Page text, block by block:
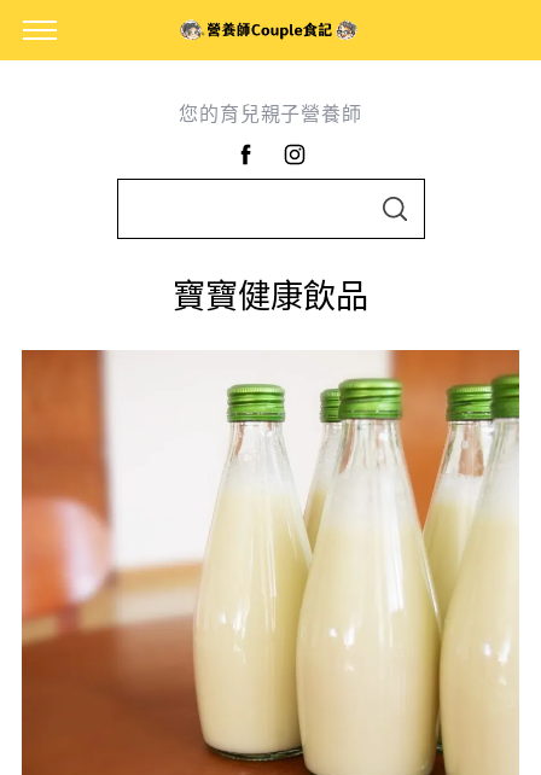
您的育兒親子營養師
S
寶寶健康飲品